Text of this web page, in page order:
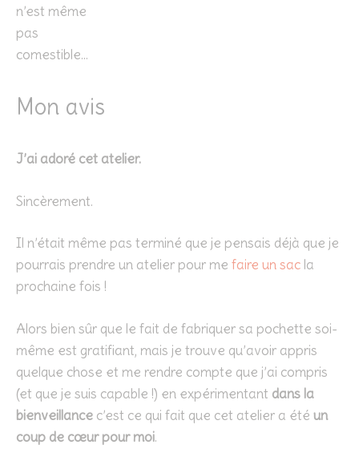
n’est même
pas
comestible…
Mon avis
J’ai adoré cet atelier.
Sincèrement.
Il n’était même pas terminé que je pensais déjà que je
pourrais prendre un atelier pour me faire un sac la
prochaine fois !
Alors bien sûr que le fait de fabriquer sa pochette soi-
même est gratifiant, mais je trouve qu’avoir appris
quelque chose et me rendre compte que j’ai compris
(et que je suis capable !) en expérimentant dans la
bienveillance c’est ce qui fait que cet atelier a été un
coup de cœur pour moi.